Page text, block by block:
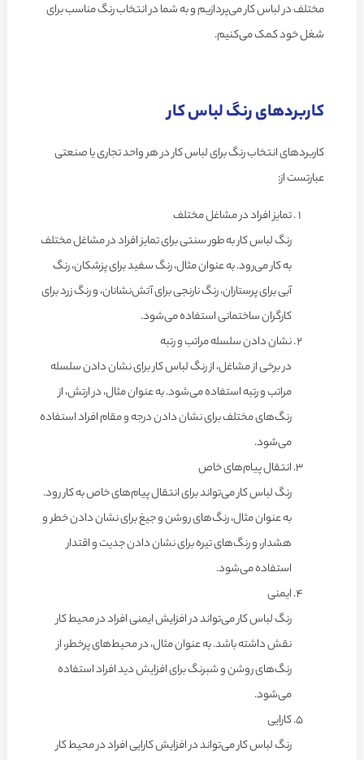
مختلف در لباس کار می‌پردازیم و به شما در انتخاب رنگ مناسب برای
شغل خود کمک می‌کنیم.
کاربردهای رنگ لباس کار
کاربردهای انتخاب رنگ برای لباس کار در هر واحد تجاری یا صنعتی
عبارتست از:
تمایز افراد در مشاغل مختلف
رنگ لباس کار به طور سنتی برای تمایز افراد در مشاغل مختلف
به کار می‌رود. به عنوان مثال، رنگ سفید برای پزشکان، رنگ
آبی برای پرستاران، رنگ نارنجی برای آتش‌نشانان، و رنگ زرد برای
کارگران ساختمانی استفاده می‌شود.
نشان دادن سلسله مراتب و رتبه
در برخی از مشاغل، از رنگ لباس کار برای نشان دادن سلسله
مراتب و رتبه استفاده می‌شود. به عنوان مثال، در ارتش، از
رنگ‌های مختلف برای نشان دادن درجه و مقام افراد استفاده
می‌شود.
انتقال پیام‌های خاص
رنگ لباس کار می‌تواند برای انتقال پیام‌های خاص به کار رود.
به عنوان مثال، رنگ‌های روشن و جیغ برای نشان دادن خطر و
هشدار، و رنگ‌های تیره برای نشان دادن جدیت و اقتدار
استفاده می‌شود.
ایمنی
رنگ لباس کار می‌تواند در افزایش ایمنی افراد در محیط کار
نقش داشته باشد. به عنوان مثال، در محیط‌های پرخطر، از
رنگ‌های روشن و شبرنگ برای افزایش دید افراد استفاده
می‌شود.
کارایی
رنگ لباس کار می‌تواند در افزایش کارایی افراد در محیط کار